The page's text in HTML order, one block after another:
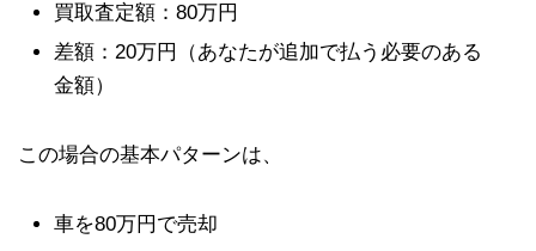
買取査定額：80万円
差額：20万円（あなたが追加で払う必要のある
金額）
この場合の基本パターンは、
車を80万円で売却